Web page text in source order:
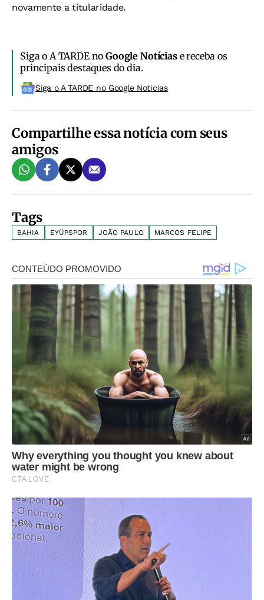
novamente a titularidade.
Siga o A TARDE noGoogle Notíciase receba os
principais destaques do dia.
Siga o A TARDE no Google Noticias
Compartilhe essa notícia com seus
amigos
Tags
BAHIA EYÜPSPOR JOÃO PAULO MARCOS FELIPE